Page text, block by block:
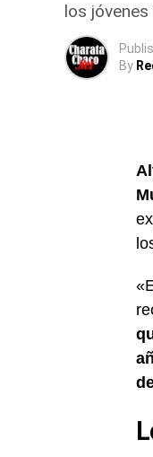
los
By